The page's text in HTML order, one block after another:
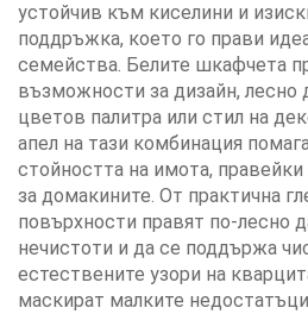
устойчив към киселини и
поддръжка, което го прави
семейства. Белите шкафчета
възможности за дизайн, лесно
цветов палитра или стил на
апел на тази комбинация
стойността на имота,
за домакините. От практична
повърхности правят по-лесно
нечистоти и да се поддържа
естествените узори на
маскират малките